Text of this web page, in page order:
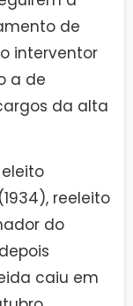
de
interventor
a de
da alta
reeleito
do
caiu em